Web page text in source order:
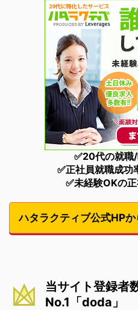
✅20代の就職
✅正社員就職成功
✅未経験OKの
ハタラクティブ公式HP
当サイト登録者
No.1「doda」